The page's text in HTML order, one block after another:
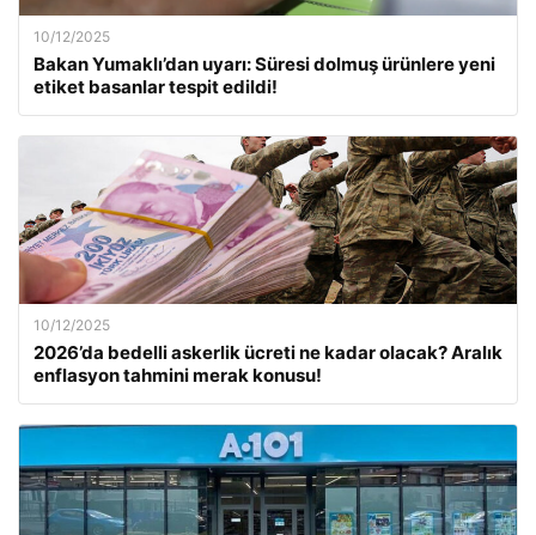
10/12/2025
Bakan Yumaklı’dan uyarı: Süresi dolmuş ürünlere yeni
etiket basanlar tespit edildi!
10/12/2025
2026’da bedelli askerlik ücreti ne kadar olacak? Aralık
enflasyon tahmini merak konusu!